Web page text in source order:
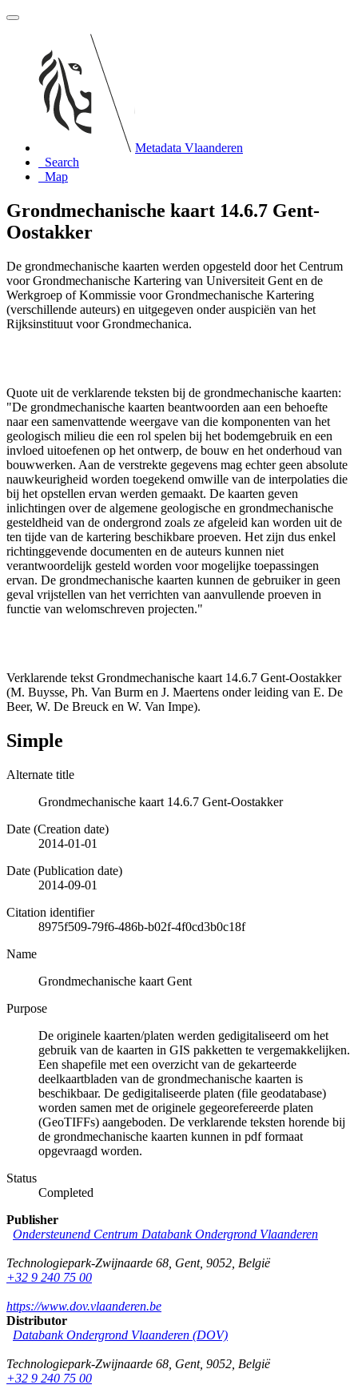
Metadata Vlaanderen
Search
Map
Grondmechanische kaart 14.6.7 Gent-
Oostakker
De grondmechanische kaarten werden opgesteld door het Centrum
voor Grondmechanische Kartering van Universiteit Gent en de
Werkgroep of Kommissie voor Grondmechanische Kartering
(verschillende auteurs) en uitgegeven onder auspiciën van het
Rijksinstituut voor Grondmechanica.
Quote uit de verklarende teksten bij de grondmechanische kaarten:
"De grondmechanische kaarten beantwoorden aan een behoefte
naar een samenvattende weergave van die komponenten van het
geologisch milieu die een rol spelen bij het bodemgebruik en een
invloed uitoefenen op het ontwerp, de bouw en het onderhoud van
bouwwerken. Aan de verstrekte gegevens mag echter geen absolute
nauwkeurigheid worden toegekend omwille van de interpolaties die
bij het opstellen ervan werden gemaakt. De kaarten geven
inlichtingen over de algemene geologische en grondmechanische
gesteldheid van de ondergrond zoals ze afgeleid kan worden uit de
ten tijde van de kartering beschikbare proeven. Het zijn dus enkel
richtinggevende documenten en de auteurs kunnen niet
verantwoordelijk gesteld worden voor mogelijke toepassingen
ervan. De grondmechanische kaarten kunnen de gebruiker in geen
geval vrijstellen van het verrichten van aanvullende proeven in
functie van welomschreven projecten."
Verklarende tekst Grondmechanische kaart 14.6.7 Gent-Oostakker
(M. Buysse, Ph. Van Burm en J. Maertens onder leiding van E. De
Beer, W. De Breuck en W. Van Impe).
Simple
Alternate title
Grondmechanische kaart 14.6.7 Gent-Oostakker
Date (Creation date)
2014-01-01
Date (Publication date)
2014-09-01
Citation identifier
8975f509-79f6-486b-b02f-4f0cd3b0c18f
Name
Grondmechanische kaart Gent
Purpose
De originele kaarten/platen werden gedigitaliseerd om het
gebruik van de kaarten in GIS pakketten te vergemakkelijken.
Een shapefile met een overzicht van de gekarteerde
deelkaartbladen van de grondmechanische kaarten is
beschikbaar. De gedigitaliseerde platen (file geodatabase)
worden samen met de originele gegeorefereerde platen
(GeoTIFFs) aangeboden. De verklarende teksten horende bij
de grondmechanische kaarten kunnen in pdf formaat
opgevraagd worden.
Status
Completed
Publisher
Ondersteunend Centrum Databank Ondergrond Vlaanderen
Technologiepark-Zwijnaarde 68 Gent, 9052 België
+32 9 240 75 00
https://www.dov.vlaanderen.be
Distributor
Databank Ondergrond Vlaanderen (DOV)
Technologiepark-Zwijnaarde 68 Gent, 9052 België
+32 9 240 75 00